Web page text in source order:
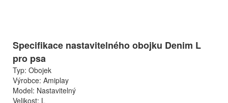
Specifikace nastavitelného obojku Denim L
pro psa
Typ: Obojek
Výrobce: Amiplay
Model: Nastavitelný
Velikost: L